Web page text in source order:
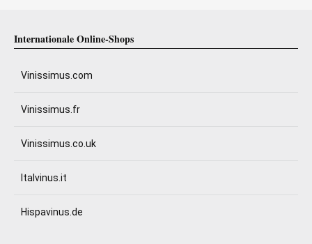
Internationale Online-Shops
Vinissimus.com
Vinissimus.fr
Vinissimus.co.uk
Italvinus.it
Hispavinus.de